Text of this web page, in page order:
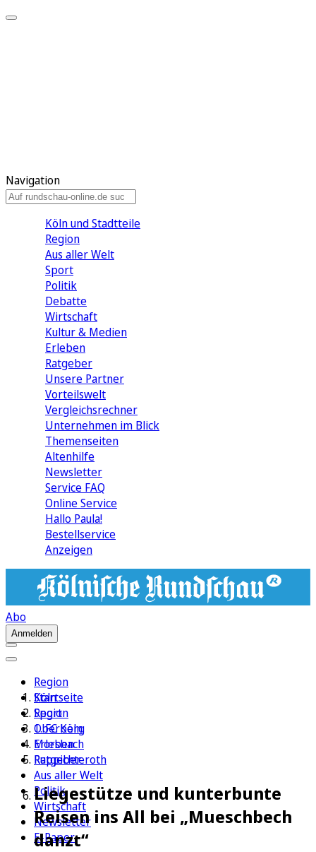
Navigation
Köln und Stadtteile
Region
Aus aller Welt
Sport
Politik
Debatte
Wirtschaft
Kultur & Medien
Erleben
Ratgeber
Unsere Partner
Vorteilswelt
Vergleichsrechner
Unternehmen im Blick
Themenseiten
Altenhilfe
Newsletter
Service FAQ
Online Service
Hallo Paula!
Bestellservice
Anzeigen
Abo
Anmelden
Region
Köln
Sport
1. FC Köln
Erleben
Ratgeber
Aus aller Welt
Politik
Wirtschaft
Newsletter
E-Paper
Startseite
Region
Oberberg
Morsbach
Ruppichteroth
Liegestütze und kunterbunte
Reisen ins All bei „Mueschbech
danzt“